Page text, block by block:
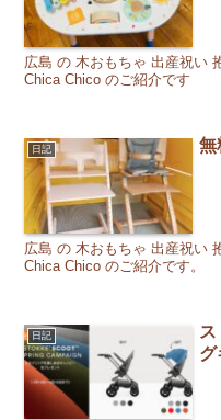
広島 の 木おもちゃ 出産祝い
Chica Chico のご紹介です
日記 無
広島 の 木おもちゃ 出産祝い
Chica Chico のご紹介です。
日記
グ